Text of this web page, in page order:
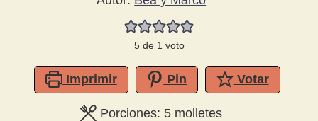
5de 1 voto
Imprimir Pin Votar
Porciones: 5 molletes